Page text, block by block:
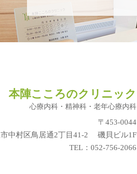
本陣こころのクリニック
心療内科・精神科・老年心療内科
〒453-0044
中村区鳥居通2丁目41-2
磯貝ビル1F
TEL：052-756-2066